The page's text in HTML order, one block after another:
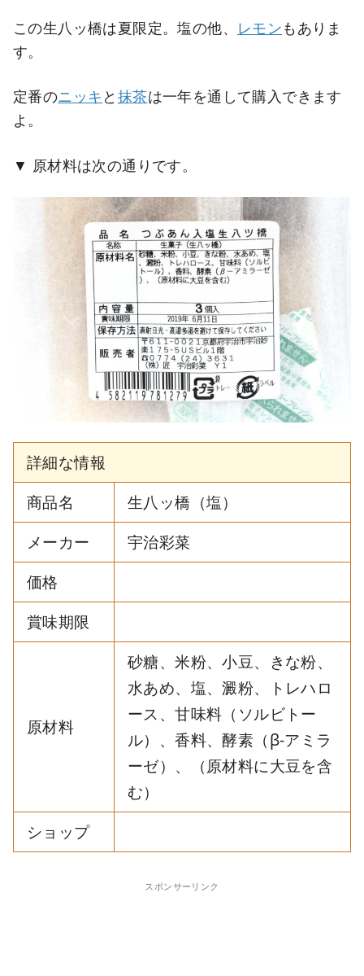
この生八ッ橋は夏限定。塩の他、 レモンもありま
す。
定番のニッキ と 抹茶は一年を通して購入できます
よ。
原材料は次の通りです。
詳細な情報
商品名
生八ッ橋（塩）
メーカー
宇治彩菜
価格
賞味期限
原材料
砂糖、米粉、小豆、きな粉、
水あめ、塩、澱粉、トレハロ
ース、甘味料（ソルビトー
ル）、香料、酵素（β-アミラ
ーゼ）、（原材料に大豆を含
む）
ショップ
スポンサーリンク